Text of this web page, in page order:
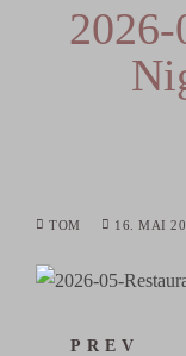
2026-
TOM 16. MAI
PREV